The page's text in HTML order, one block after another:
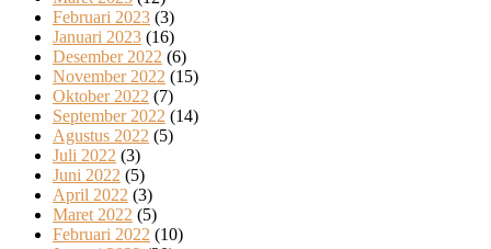
Februari 2023 (3)
Januari 2023 (16)
Desember 2022 (6)
November 2022 (15)
Oktober 2022 (7)
September 2022 (14)
Agustus 2022 (5)
Juli 2022 (3)
Juni 2022 (5)
April 2022 (3)
Maret 2022 (5)
Februari 2022 (10)